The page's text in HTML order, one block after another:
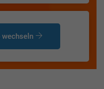
wechseln